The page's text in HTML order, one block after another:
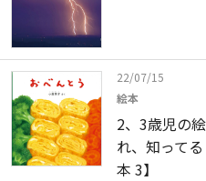
22/07/15
絵本
2、3歳児の
れ、知って
本 3】